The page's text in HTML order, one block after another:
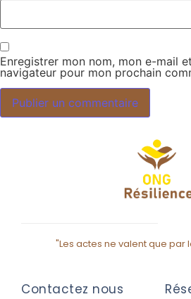
Enregistrer mon nom, mon e-mail
navigateur pour mon prochain
"Les actes ne valent que par
Contactez nous